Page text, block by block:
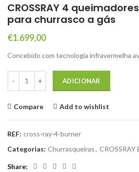
CROSSRAY 4
para churrasco a gás
€1.699,00
Concebido com tecnologia infravermelha
ADICIONAR
Compare Add to wishlist
REF: cross-ray-4-burner
Categorias: Churrasqueiras, CROSSRAY
Share